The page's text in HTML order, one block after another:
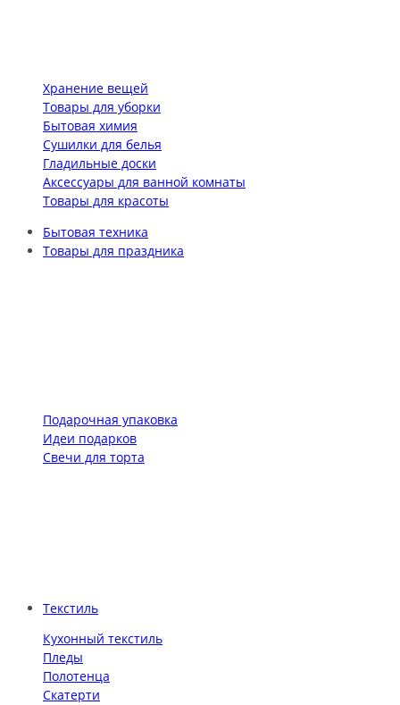
Хранение вещей
Товары для уборки
Бытовая химия
Сушилки для белья
Гладильные доски
Аксессуары для ванной комнаты
Товары для красоты
Бытовая техника
Товары для праздника
Подарочная упаковка
Идеи подарков
Свечи для торта
Текстиль
Кухонный текстиль
Пледы
Полотенца
Скатерти